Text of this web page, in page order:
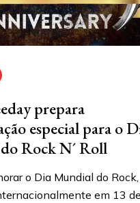
prepara
especial para o
Rock N´ Roll
o Dia Mundial do Rock,
em 13 de